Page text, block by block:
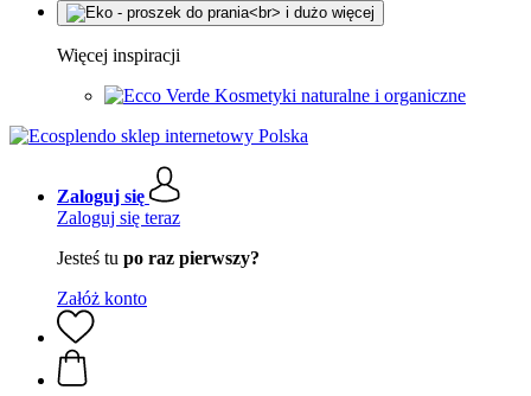
Więcej inspiracji
Kosmetyki naturalne i organiczne
Zaloguj się
Zaloguj się teraz
Jesteś tu po raz pierwszy?
Załóż konto